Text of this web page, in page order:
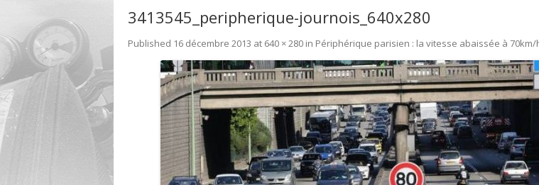
3413545_peripherique-journois_640x280
Published 16 décembre 2013 at 640 × 280 in Périphérique parisien : la vitesse abaissée à